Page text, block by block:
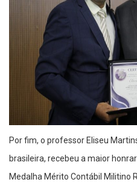
Por fim, o professor Eliseu
brasileira, recebeu a maior
Medalha Mérito Contábil Militino